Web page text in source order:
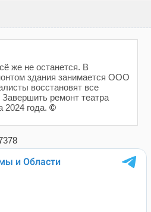
же не останется. В
здания занимается ООО
восстановят все
ремонт театра
2024 года. ©